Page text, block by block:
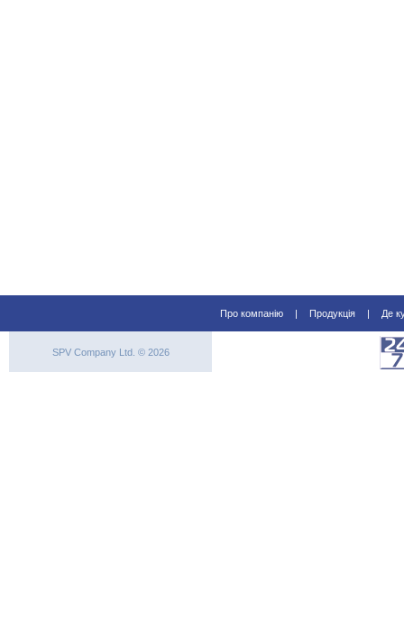
Про компанію | Продукція | Де
SPV Company Ltd. © 2026